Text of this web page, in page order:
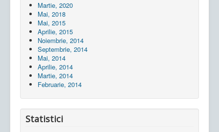
Martie, 2020
Mai, 2018
Mai, 2015
Aprilie, 2015
Noiembrie, 2014
Septembrie, 2014
Mai, 2014
Aprilie, 2014
Martie, 2014
Februarie, 2014
Statistici